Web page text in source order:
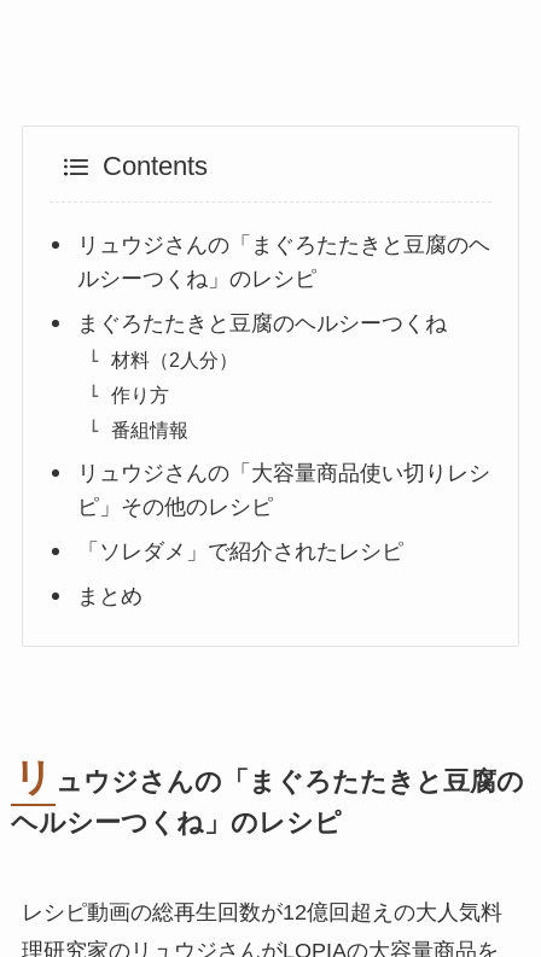
Contents
リュウジさんの「まぐろたたきと豆腐のヘ
ルシーつくね」のレシピ
まぐろたたきと豆腐のヘルシーつくね
材料（2人分）
作り方
番組情報
リュウジさんの「大容量商品使い切りレシ
ピ」その他のレシピ
「ソレダメ」で紹介されたレシピ
まとめ
リ ュウジさんの「まぐろたたきと豆腐の
ヘルシーつくね」のレシピ
レシピ動画の総再生回数が12億回超えの大人気料
理研究家のリュウジさんがLOPIAの大容量商品を